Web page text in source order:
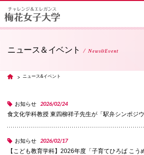
ニュース＆イベント News&Event
TOP ニュース&イベント
お知らせ 2026/02/24
食文化学科教授 東四柳祥子先生が「駅弁シンポジ
お知らせ 2026/02/17
【こども教育学科】2026年度「子育てひろば こう